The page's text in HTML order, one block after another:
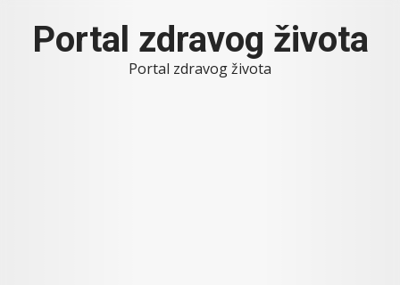
contentPortal zdravog života
Portal zdravog života